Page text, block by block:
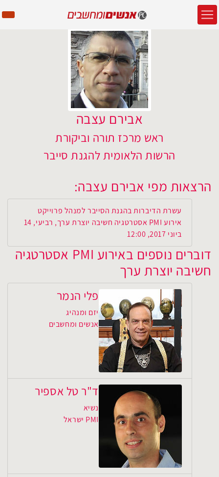
אבירם עצבה
ראש מרכז תורה וביקורת
הרשות הלאומית להגנת סייבר
הרצאות מפי אבירם עצבה:
עשרת הדיברות בהגנת הסייבר למנהל פרוייקט
אירוע PMI אסטרטגיה חשיבה יוצרת ערך, רביעי, 14
ביוני 2017, 12:00
דוברים נוספים באירוע PMI אסטרטגיה
חשיבה יוצרת ערך
פלי הנמר
יזם ומנהיג
אנשים ומחשבים
ד"ר טל אספיר
נשיא
PMI ישראל